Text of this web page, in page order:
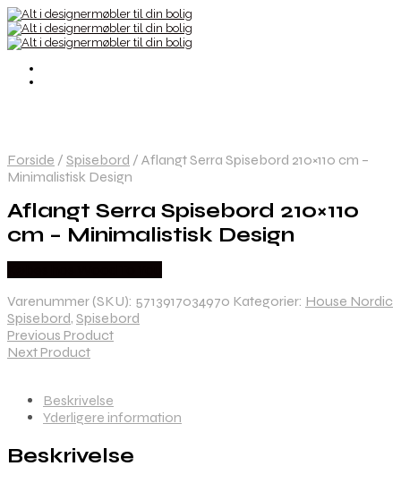
Forside / Spisebord / Aflangt Serra Spisebord 210×110 cm –
Minimalistisk Design
Aflangt Serra Spisebord 210×110
cm – Minimalistisk Design
Varenummer (SKU): 5713917034970 Kategorier: House Nordic
Spisebord, Spisebord
Previous Product
Next Product
Beskrivelse
Yderligere information
Beskrivelse